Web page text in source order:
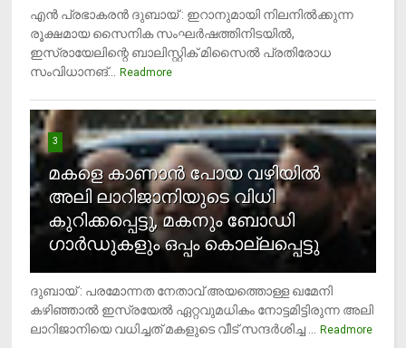
എന്‍ പ്രഭാകരന്‍ ദുബായ് : ഇറാനുമായി നിലനില്‍ക്കുന്ന
രൂക്ഷമായ സൈനിക സംഘര്‍ഷത്തിനിടയില്‍,
ഇസ്രായേലിന്റെ ബാലിസ്റ്റിക് മിസൈല്‍ പ്രതിരോധ
സംവിധാനങ്...
Readmore
3
മകളെ കാണാന്‍ പോയ വഴിയില്‍
അലി ലാറിജാനിയുടെ വിധി
കുറിക്കപ്പെട്ടു, മകനും ബോഡി
ഗാര്‍ഡുകളും ഒപ്പം കൊല്ലപ്പെട്ടു
ദുബായ് : പരമോന്നത നേതാവ് അയത്തൊള്ള ഖമേനി
കഴിഞ്ഞാല്‍ ഇസ്രയേല്‍ ഏറ്റവുമധികം നോട്ടമിട്ടിരുന്ന അലി
ലാറിജാനിയെ വധിച്ചത് മകളുടെ വീട് സന്ദര്‍ശിച്ച ...
Readmore
4